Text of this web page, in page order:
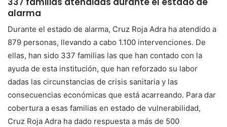
alarma
Durante el estado de alarma, Cruz Roja Adra ha atendido a
879 personas, llevando a cabo 1.100 intervenciones. De
ellas, han sido 337 familias las que han contado con la
ayuda de esta institución, que han reforzado su labor
dadas las circunstancias de crisis sanitaria y las
consecuencias económicas que está acarreando. Para dar
cobertura a esas familias en estado de vulnerabilidad,
Cruz Roja Adra ha dado respuesta a más de 500